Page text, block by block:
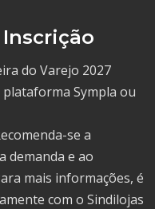
do Varejo 2027
Sympla ou
se a
demanda e ao
mais informações, é
com o Sindilojas